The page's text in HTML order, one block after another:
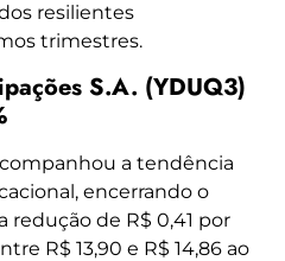
resilientes
trimestres.
S.A. (YDUQ3)
a tendência
encerrando o
redução de R$ 0,41 por
R$ 13,90 e R$ 14,86 ao